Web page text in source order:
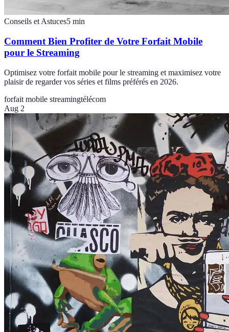
Conseils et Astuces5 min
Comment Bien Profiter de Votre Forfait Mobile
pour le Streaming
Optimisez votre forfait mobile pour le streaming et maximisez votre
plaisir de regarder vos séries et films préférés en 2026.
forfait mobile streamingtélécom
Aug 2